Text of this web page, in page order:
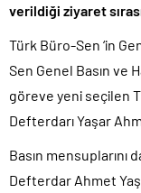
verildiği ziyaret
Türk Büro-Sen ‘in
Sen Genel Basın ve
göreve yeni seçilen
Defterdarı Yaşar
Basın mensuplarını
Defterdar Ahmet